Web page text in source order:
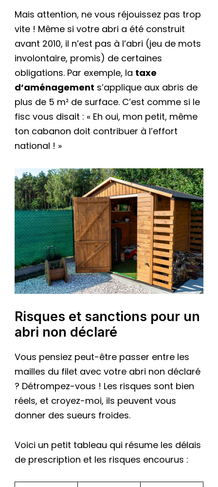
Mais attention, ne vous réjouissez pas trop
vite ! Même si votre abri a été construit
avant 2010, il n’est pas à l’abri (jeu de mots
involontaire, promis) de certaines
obligations. Par exemple, la taxe
d’aménagement s’applique aux abris de
plus de 5 m² de surface. C’est comme si le
fisc vous disait : « Eh oui, mon petit, même
ton cabanon doit contribuer à l’effort
national ! »
Risques et sanctions pour un
abri non déclaré
Vous pensiez peut-être passer entre les
mailles du filet avec votre abri non déclaré
? Détrompez-vous ! Les risques sont bien
réels, et croyez-moi, ils peuvent vous
donner des sueurs froides.
Voici un petit tableau qui résume les délais
de prescription et les risques encourus :